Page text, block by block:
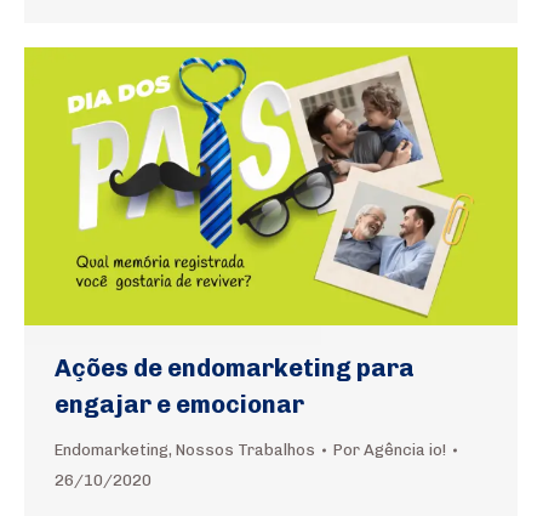
Ações de endomarketing para
engajar e emocionar
Endomarketing, Nossos Trabalhos Por Agência io!
26/10/2020